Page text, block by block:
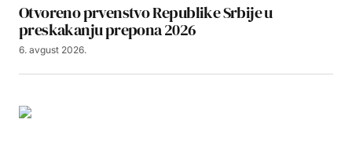
Otvoreno prvenstvo Republike Srbije u
preskakanju prepona 2026
6. avgust 2026.